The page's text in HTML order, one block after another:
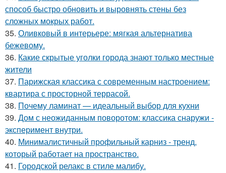
способ быстро обновить и выровнять стены без
сложных мокрых работ.
35. Оливковый в интерьере: мягкая альтернатива
бежевому.
36. Какие скрытые уголки города знают только местные
жители
37. Парижская классика с современным настроением:
квартира с просторной террасой.
38. Почему ламинат — идеальный выбор для кухни
39. Дом с неожиданным поворотом: классика снаружи -
эксперимент внутри.
40. Минималистичный профильный карниз - тренд,
который работает на пространство.
41. Городской релакс в стиле малибу.